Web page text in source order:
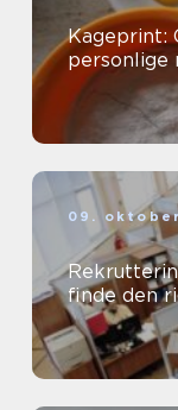
Kageprint:
09.
finde den